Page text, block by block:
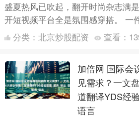
盛夏热风已吹起，翻开时尚杂志满
开短视频平台全是氛围感穿搭。 一
以说是夏日的仪式感~ 一条真正适
的"气质....
分类： 北京炒股配资 查看：
加倍网 国际会
见需求？一文
道翻译YDS经
语言